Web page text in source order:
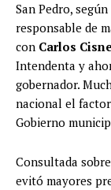
San Pedro,
responsable de
con Carlos
Intendenta y
gobernador.
nacional el
Gobierno
Consultada
evitó mayores